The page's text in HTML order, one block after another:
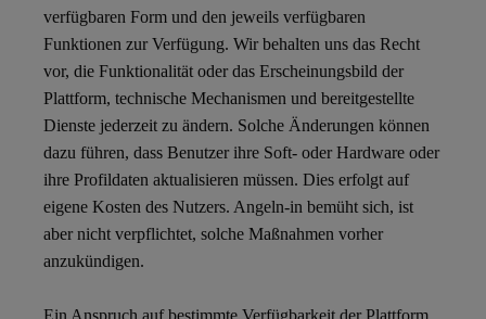
verfügbaren Form und den jeweils verfügbaren
Funktionen zur Verfügung. Wir behalten uns das Recht
vor, die Funktionalität oder das Erscheinungsbild der
Plattform, technische Mechanismen und bereitgestellte
Dienste jederzeit zu ändern. Solche Änderungen können
dazu führen, dass Benutzer ihre Soft- oder Hardware oder
ihre Profildaten aktualisieren müssen. Dies erfolgt auf
eigene Kosten des Nutzers. Angeln-in bemüht sich, ist
aber nicht verpflichtet, solche Maßnahmen vorher
anzukündigen.
Ein Anspruch auf bestimmte Verfügbarkeit der Plattform